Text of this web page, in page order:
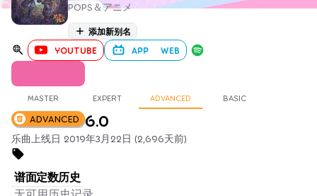
POPS＆アニメ
添加新别名
YOUTUBE APP WEB
MASTER EXPERT ADVANCED BASIC
ADVANCED 6.0
乐曲上线日 2019年3月22日 (2,696天前)
谱面定数历史
无可用历史记录